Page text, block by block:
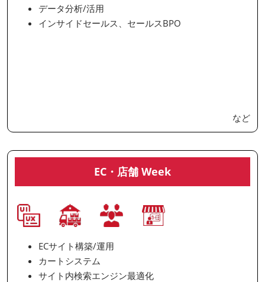
データ分析/活用
インサイドセールス、セールスBPO
など
EC・店舗 Week
ECサイト構築/運用
カートシステム
サイト内検索エンジン最適化